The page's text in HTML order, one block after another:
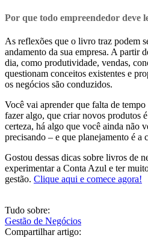
Por que todo empreendedor deve
As reflexões que o livro traz podem
andamento da sua empresa. A partir
dia, como produtividade, vendas,
questionam conceitos existentes e
os negócios são conduzidos.
Você vai aprender que falta de
fazer algo, que criar novos produtos
certeza, há algo que você ainda não
precisando – e que planejamento é a
Gostou dessas dicas sobre livros de
experimentar a Conta Azul e ter
gestão. Clique aqui e comece agora!
Tudo sobre:
Gestão de Negócios
Compartilhar artigo: